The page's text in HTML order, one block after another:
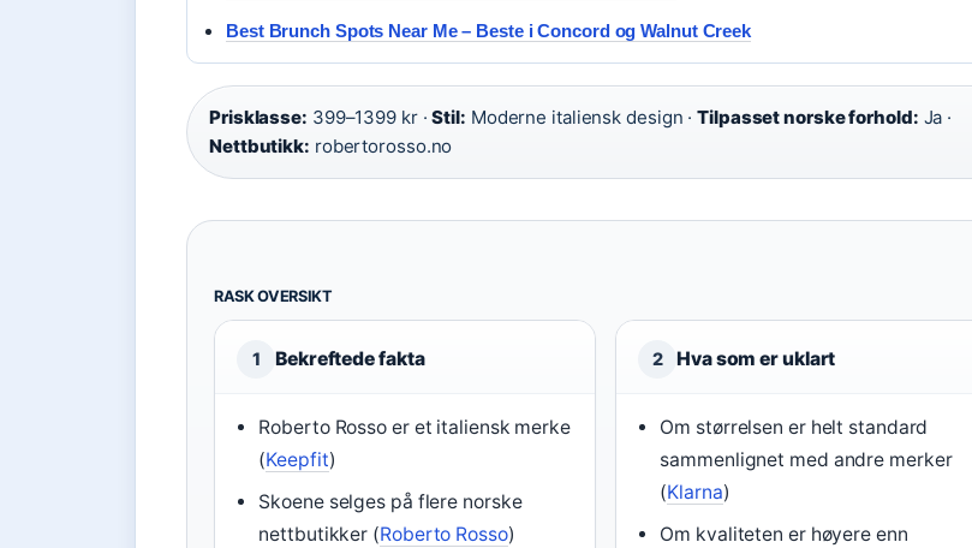
Best Brunch Spots Near Me – Beste i Concord og Walnut Creek
Prisklasse: 399–1399 kr ·Stil: Moderne italiensk design ·Tilpasset norske forhold: Ja ·
Nettbutikk: robertorosso.no
RASK OVERSIKT
1 Bekreftede fakta
Roberto Rosso er et italiensk merke
(Keepfit)
Skoene selges på flere norske
nettbutikker (Roberto Rosso)
2 Hva som er uklart
Om størrelsen er helt standard
sammenlignet med andre merker
(Klarna)
Om kvaliteten er høyere enn